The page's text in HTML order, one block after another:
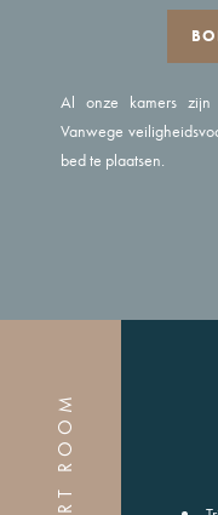
Al onze kamers zijn
Vanwege
bed te plaatsen.